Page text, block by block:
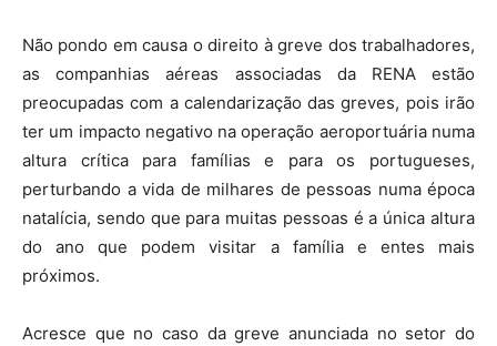
Não pondo em causa o direito à greve dos trabalhadores,
as companhias aéreas associadas da RENA estão
preocupadas com a calendarização das greves, pois irão
ter um impacto negativo na operação aeroportuária numa
altura crítica para famílias e para os portugueses,
perturbando a vida de milhares de pessoas numa época
natalícia, sendo que para muitas pessoas é a única altura
do ano que podem visitar a família e entes mais
próximos.
Acresce que no caso da greve anunciada no setor do